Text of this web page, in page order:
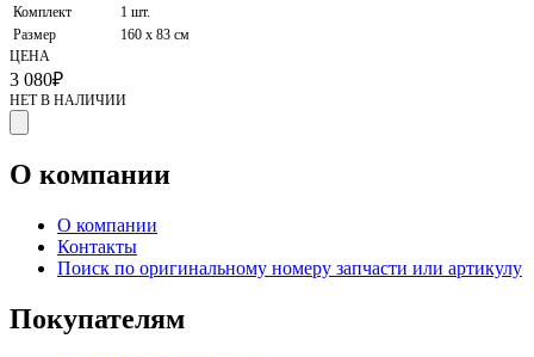
Комплект
1 шт.
Размер
160 x 83 см
ЦЕНА
3 080₽
НЕТ В НАЛИЧИИ
О компании
О компании
Контакты
Поиск по оригинальному номеру запчасти или артикулу
Покупателям